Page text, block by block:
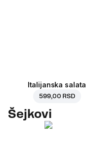
Italijanska salata
599,00 RSD
Šejkovi